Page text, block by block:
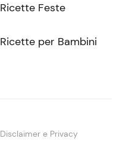
Ricette Feste
Ricette per Bambini
Disclaimer e Privacy